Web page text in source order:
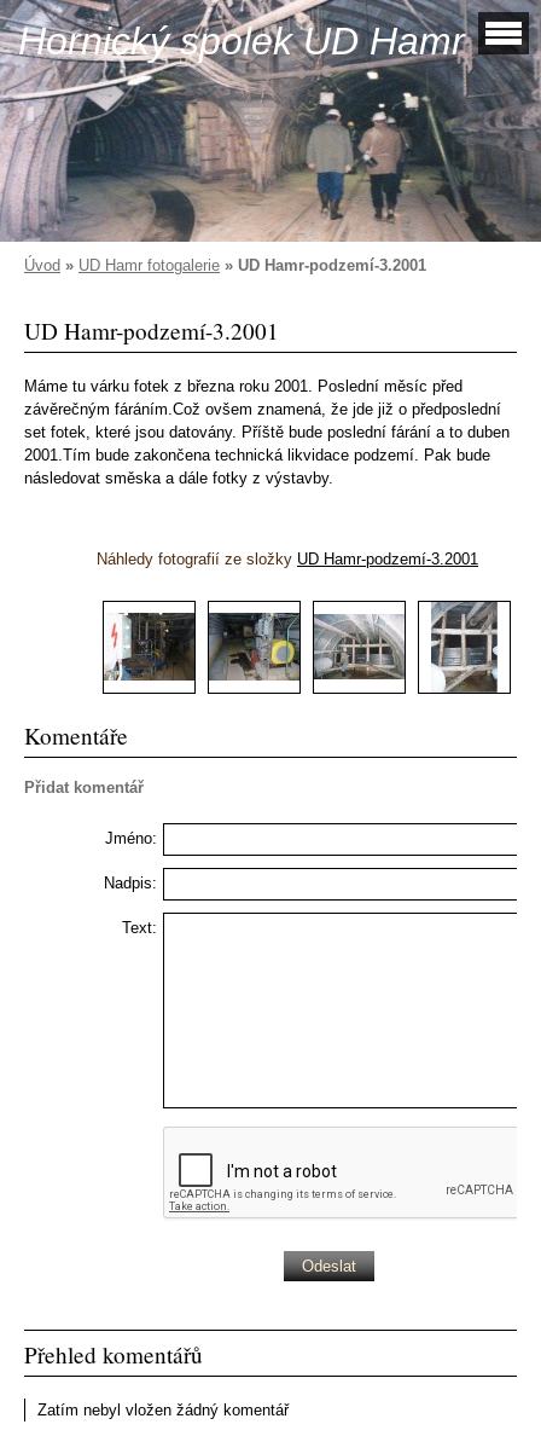
Hornický spolek UD Hamr
Úvod » UD Hamr fotogalerie » UD Hamr-podzemí-3.2001
UD Hamr-podzemí-3.2001
Máme tu várku fotek z března roku 2001. Poslední měsíc před
závěrečným fáráním.Což ovšem znamená, že jde již o předposlední
set fotek, které jsou datovány. Příště bude poslední fárání a to duben
2001.Tím bude zakončena technická likvidace podzemí. Pak bude
následovat směska a dále fotky z výstavby.
Náhledy fotografií ze složky UD Hamr-podzemí-3.2001
Komentáře
Přidat komentář
Jméno:
Nadpis:
Text:
Přehled komentářů
Zatím nebyl vložen žádný komentář